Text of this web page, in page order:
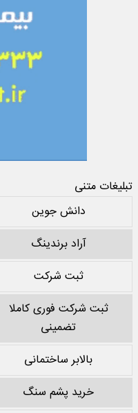
تبلیغات متنی
دانش جوین
آراد برندینگ
ثبت شرکت
ثبت شرکت فوری کاملا
تضمینی
بالابر ساختمانی
خرید پشم سنگ